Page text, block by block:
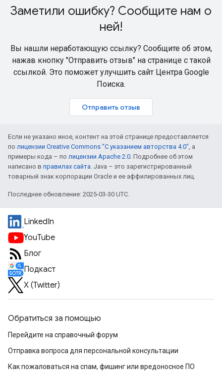
Заметили ошибку? Сообщите нам о
ней!
Вы нашли неработающую ссылку? Сообщите об этом,
нажав кнопку "Отправить отзыв" на странице с такой
ссылкой. Это поможет улучшить сайт Центра Google
Поиска.
Отправить отзыв
Если не указано иное, контент на этой странице предоставляется
по лицензии Creative Commons "С указанием авторства 4.0" , а
примеры кода – по лицензии Apache 2.0 . Подробнее об этом
написано в правилах сайта . Java – это зарегистрированный
товарный знак корпорации Oracle и ее аффилированных лиц.
Последнее обновление: 2025-03-30 UTC.
LinkedIn
YouTube
Блог
Подкаст
X (Twitter)
Обратиться за помощью
Перейдите на справочный форум
Отправка вопроса для персональной консультации
Как пожаловаться на спам, фишинг или вредоносное ПО